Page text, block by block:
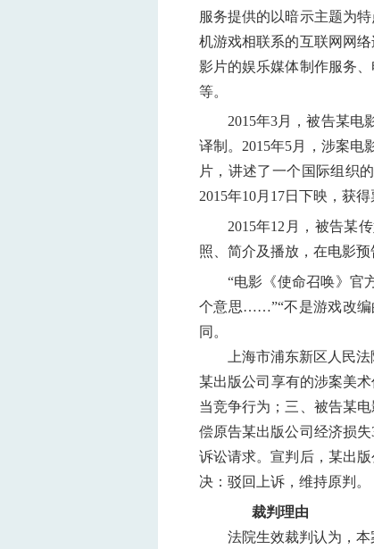
服务提供的以暗示主题为
机游戏相联系的互联网网
影片的娱乐媒体制作服务
等。
2015年3月，被告某电
译制。2015年5月，涉案电
片，讲述了一个国际组织
2015年10月17日下映，获得
2015年12月，被告某
照、简介及播放，在电影
“电影《使命召唤》官
个意思……”“不是游戏改编
同。
上海市浦东新区人民
某出版公司享有的涉案美
当竞争行为；三、被告某
偿原告某出版公司经济损
诉讼请求。宣判后，某出版
决： 驳回上诉，维持原判。
裁判理由
法院生效裁判认为，